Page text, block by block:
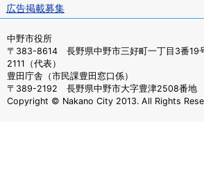
広告掲載募集
中野市役所
〒383-8614 長野県中野市三好町一丁目3番
2111（代表）
豊田庁舎（市民課豊田窓口係）
〒389-2192 長野県中野市大字豊津2508番地
Copyright © Nakano City 2013. All Rights